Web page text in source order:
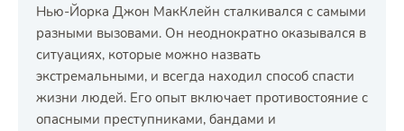
Нью-Йорка Джон МакКлейн сталкивался с самыми
разными вызовами. Он неоднократно оказывался в
ситуациях, которые можно назвать
экстремальными, и всегда находил способ спасти
жизни людей. Его опыт включает противостояние с
опасными преступниками, бандами и